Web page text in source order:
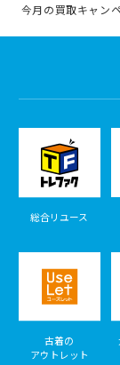
今月の買取キャン
総合リユース
古着の
アウトレット